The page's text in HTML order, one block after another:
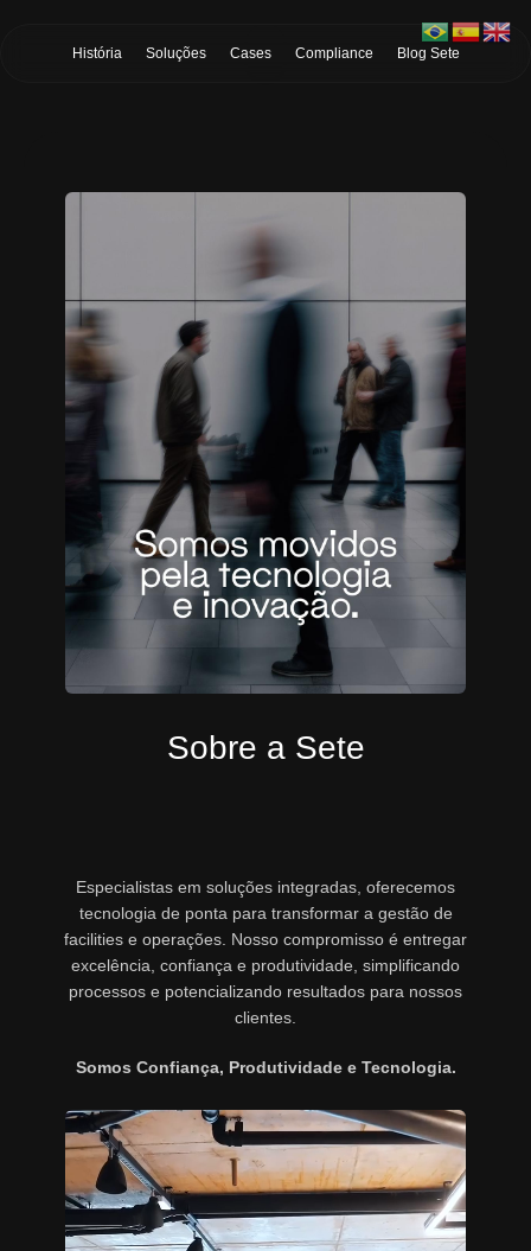
História Soluções Cases Compliance Blog Sete
Sobre a Sete
Especialistas em soluções integradas, oferecemos
tecnologia de ponta para transformar a gestão de
facilities e operações. Nosso compromisso é entregar
excelência, confiança e produtividade, simplificando
processos e potencializando resultados para nossos
clientes.
Somos Confiança, Produtividade e Tecnologia.